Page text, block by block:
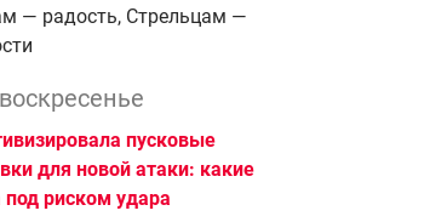
— радость, Стрельцам —
пусковые
для новой атаки: какие
под риском удара